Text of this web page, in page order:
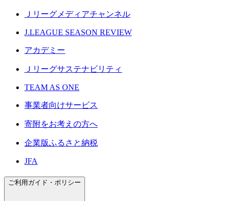
Ｊリーグメディアチャンネル
J.LEAGUE SEASON REVIEW
アカデミー
Ｊリーグサステナビリティ
TEAM AS ONE
事業者向けサービス
寄附をお考えの方へ
企業版ふるさと納税
JFA
ご利用ガイド・ポリシー